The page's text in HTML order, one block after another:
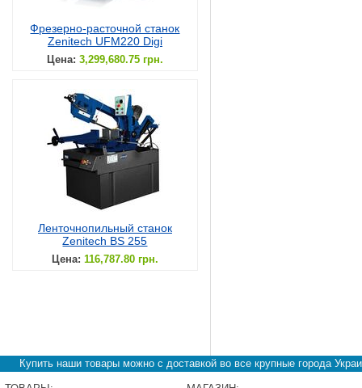
Фрезерно-расточной станок
Zenitech UFM220 Digi
Цена: 3,299,680.75 грн.
Ленточнопильный станок
Zenitech BS 255
Цена: 116,787.80 грн.
Купить наши товары можно с доставкой во все крупные города